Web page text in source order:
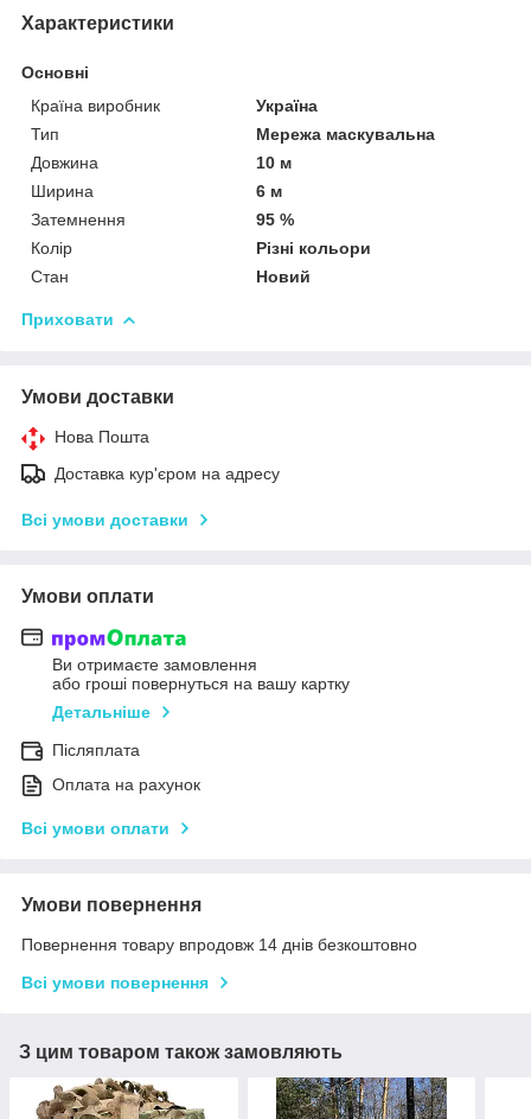
Характеристики
Основні
Країна виробник
Україна
Тип
Мережа маскувальна
Довжина
10 м
Ширина
6 м
Затемнення
95 %
Колір
Різні кольори
Стан
Новий
Приховати
Умови доставки
Нова Пошта
Доставка кур'єром на адресу
Всі умови доставки
Умови оплати
Ви отримаєте замовлення
або гроші повернуться на вашу картку
Детальніше
Післяплата
Оплата на рахунок
Всі умови оплати
Умови повернення
Повернення товару впродовж 14 днів безкоштовно
Всі умови повернення
З цим товаром також замовляють